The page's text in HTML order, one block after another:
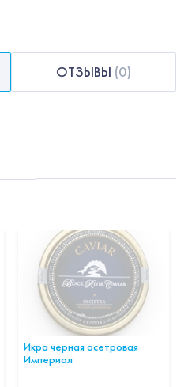
ОТЗЫВЫ (0)
Икра черная осетровая
Империал